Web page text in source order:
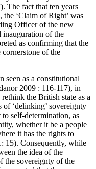
The fact that ten years
‘Claim of Right’ was
Officer of the new
inauguration of the
as confirming that the
of the
seen as a constitutional
2009 : 116-117), in
the British state as a
of ‘delinking’ sovereignty
self-determination, as
whether it be a people
it has the rights to
15). Consequently, while
the idea of the
the sovereignty of the